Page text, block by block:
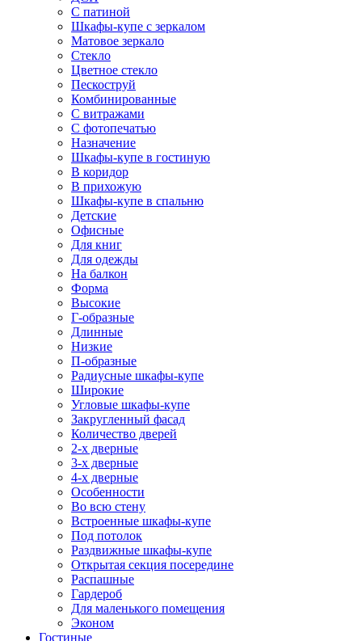
С патиной
Шкафы-купе с зеркалом
Матовое зеркало
Стекло
Цветное стекло
Пескоструй
Комбинированные
С витражами
С фотопечатью
Назначение
Шкафы-купе в гостиную
В коридор
В прихожую
Шкафы-купе в спальню
Детские
Офисные
Для книг
Для одежды
На балкон
Форма
Высокие
Г-образные
Длинные
Низкие
П-образные
Радиусные шкафы-купе
Широкие
Угловые шкафы-купе
Закругленный фасад
Количество дверей
2-х дверные
3-х дверные
4-х дверные
Особенности
Во всю стену
Встроенные шкафы-купе
Под потолок
Раздвижные шкафы-купе
Открытая секция посередине
Распашные
Гардероб
Для маленького помещения
Эконом
Гостиные